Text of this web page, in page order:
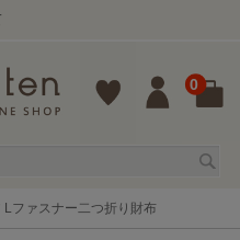
0
Lファスナー二つ折り財布